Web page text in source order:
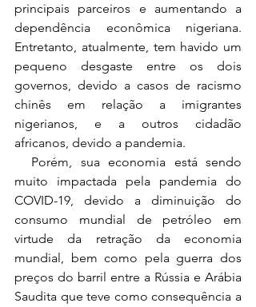
principais parceiros e aumentando a
dependência econômica nigeriana.
Entretanto, atualmente, tem havido um
pequeno desgaste entre os dois
governos, devido a casos de racismo
chinês em relação a imigrantes
nigerianos, e a outros cidadão
africanos, devido a pandemia.
muito impactada pela pandemia do
COVID-19, devido a diminuição do
consumo mundial de petróleo em
virtude da retração da economia
mundial, bem como pela guerra dos
preços do barril entre a Rússia e Arábia
Saudita que teve como consequência a